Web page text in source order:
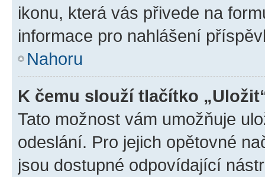
ikonu, která vás přivede na
informace pro nahlášení
Nahoru
K čemu slouží tlačítko
Tato možnost vám umožňuje
odeslání. Pro jejich opětovné
jsou dostupné odpovídající